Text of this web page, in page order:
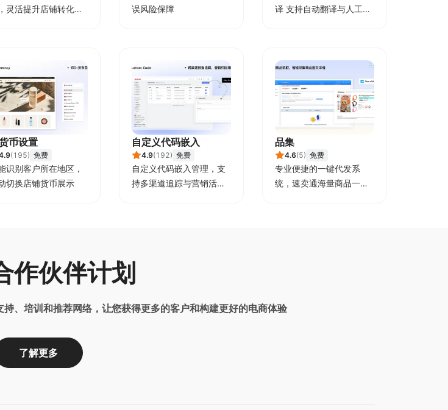
灵活提升店铺转化效
误风险保障
译 支持自动翻译与人工校
币设置
(195) 免费
识别客户所在地区，
切换店铺货币展示
自定义代码嵌入
4.9(192) 免费
自定义代码嵌入管理，支
持多渠道追踪与营销活动
品集
4.6(5) 免费
专业便捷的一键代发系
统，速卖通海量商品一键
作伙伴计划
、培训和推荐网络，让您获得更多的客户和构建更好的电商体验
了解更多